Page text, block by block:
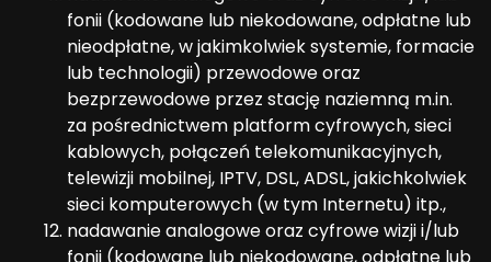
fonii (kodowane lub niekodowane, odpłatne lub
nieodpłatne, w jakimkolwiek systemie, formacie
lub technologii) przewodowe oraz
bezprzewodowe przez stację naziemną m.in.
za pośrednictwem platform cyfrowych, sieci
kablowych, połączeń telekomunikacyjnych,
telewizji mobilnej, IPTV, DSL, ADSL, jakichkolwiek
sieci komputerowych (w tym Internetu) itp.,
nadawanie analogowe oraz cyfrowe wizji i/lub